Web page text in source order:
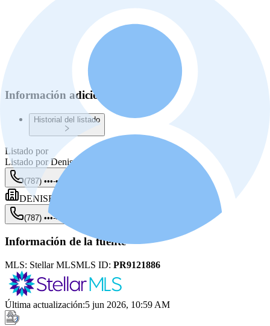
Información adicional
Historial del listado
Listado por
Listado por Denise Ortiz Figueroa
(787) •••-••••
DENISE ORTIZ FIGUEROA
(787) •••-••••
Información de la fuente
MLS: Stellar MLSMLS ID: PR9121886
Última actualización:5 jun 2026, 10:59 AM